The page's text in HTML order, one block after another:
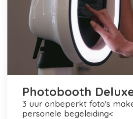
Photobooth
3 uur onbeperkt foto's maken en printen +
personele begeleiding<